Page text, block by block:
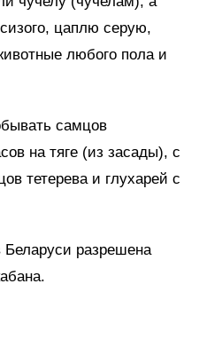
цаплю серую,
любого пола и
самцов
на тяге (из засады), с
тетерева и глухарей с
Беларуси разрешена